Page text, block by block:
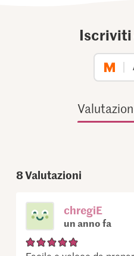
Iscriviti
8Valutazioni
chregiE
un anno fa